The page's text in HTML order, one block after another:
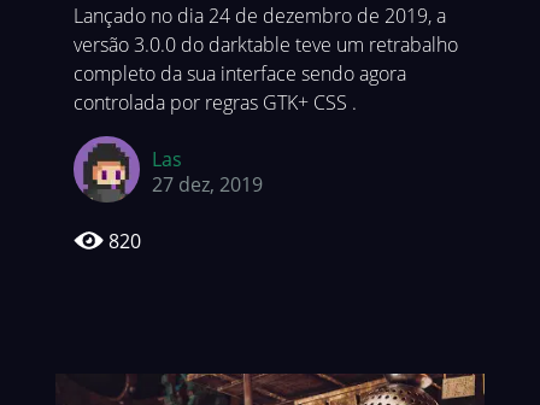
Lançado no dia 24 de dezembro de 2019, a
versão 3.0.0 do darktable teve um retrabalho
completo da sua interface sendo agora
controlada por regras GTK+ CSS .
Las
27 dez, 2019
820